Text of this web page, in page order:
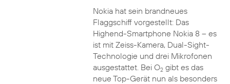
Nokia hat sein brandneues
Flaggschiff vorgestellt: Das
Highend-Smartphone Nokia 8 – es
ist mit Zeiss-Kamera, Dual-Sight-
Technologie und drei Mikrofonen
ausgestattet. Bei O2gibt es das
neue Top-Gerät nun als besonders